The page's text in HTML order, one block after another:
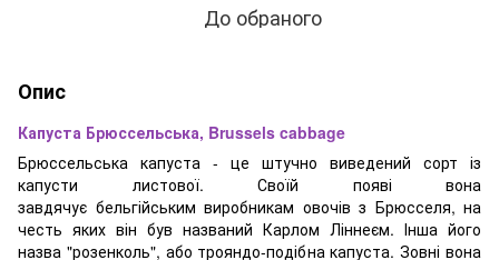
До обраного
Опис
Капуста Брюссельська, Brussels cabbage
Брюссельська капуста - це штучно виведений сорт із
капусти листової. Своїй появі вона
завдячує бельгійським виробникам овочів з Брюсселя, на
честь яких він був названий Карлом Ліннеєм. Інша його
назва "розенколь", або трояндо-подібна капуста. Зовні вона